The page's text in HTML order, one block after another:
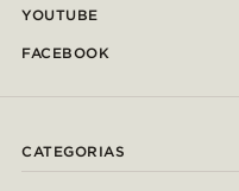
YOUTUBE
FACEBOOK
CATEGORIAS